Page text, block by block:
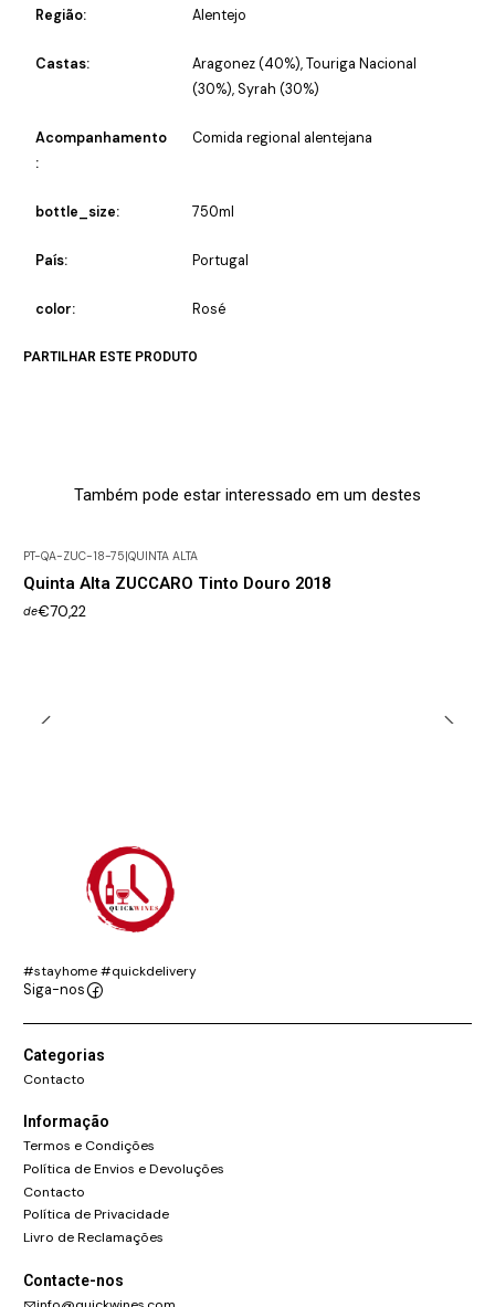
Região: Alentejo
Castas:
Aragonez (40%), Touriga Nacional
(30%), Syrah (30%)
Acompanhamento
:
Comida regional alentejana
bottle_size: 750ml
País: Portugal
color: Rosé
PARTILHAR ESTE PRODUTO
Também pode estar interessado em um destes
PT-QA-ZUC-18-75 QUINTA ALTA
Quinta Alta ZUCCARO Tinto Douro 2018
de€70,22
#stayhome #quickdelivery
Siga-nos
Categorias
Contacto
Informação
Termos e Condições
Política de Envios e Devoluções
Contacto
Política de Privacidade
Livro de Reclamações
Contacte-nos